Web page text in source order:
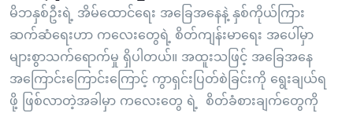
မိဘနှစ်ဦးရဲ့ အိမ်ထောင်ရေး အခြေအနေနဲ့ နှစ်ကိုယ်ကြား
ဆက်ဆံရေးဟာ ကလေးတွေရဲ့ စိတ်ကျန်းမာရေး အပေါ်မှာ
များစွာသက်ရောက်မှု ရှိပါတယ်။ အထူးသဖြင့် အခြေအနေ
အကြောင်းကြောင်းကြောင့် ကွာရှင်းပြတ်စဲခြင်းကို ရွေးချယ်ရ
ဖို့ ဖြစ်လာတဲ့အခါမှာ ကလေးတွေ ရဲ့ စိတ်ခံစားချက်တွေကို